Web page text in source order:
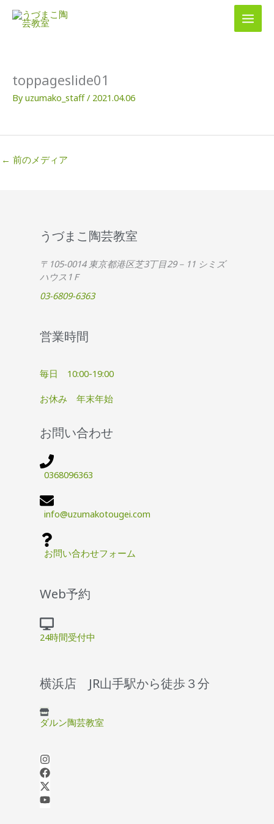
toppageslide01
Byuzumako_staff/ 2021.04.06
← 前のメディア
うづまこ陶芸教室
〒105-0014 東京都港区芝3丁目29－11 シミズ
ハウス1Ｆ
03-6809-6363
営業時間
毎日 10:00-19:00
お休み 年末年始
お問い合わせ
0368096363
info@uzumakotougei.com
お問い合わせフォーム
Web予約
24時間受付中
横浜店 JR山手駅から徒歩３分
ダルン陶芸教室